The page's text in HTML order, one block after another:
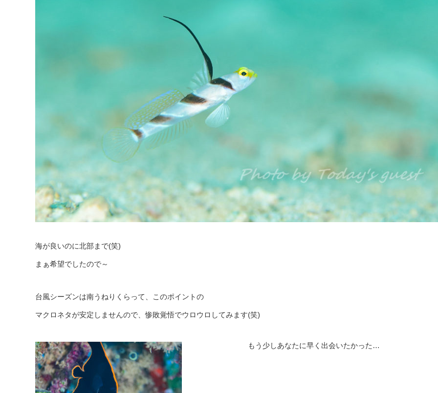
海が良いのに北部まで(笑)
まぁ希望でしたので～
台風シーズンは南うねりくらって、このポイントの
マクロネタが安定しませんので、惨敗覚悟でウロウロしてみます(笑)
もう少しあなたに早く出会いたかった…